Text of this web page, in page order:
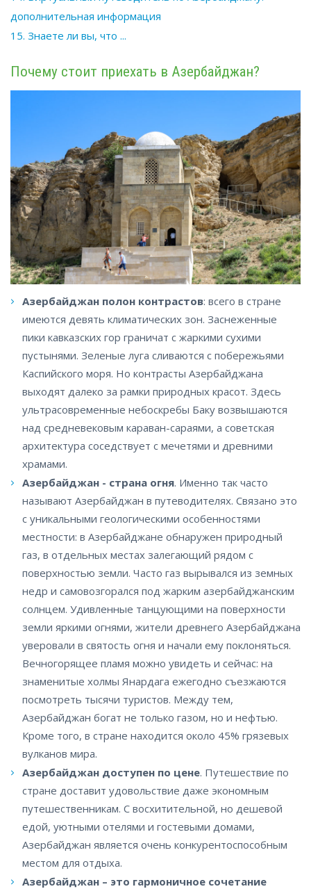
дополнительная информация
15. Знаетели вы, что ...
Почему стоит приехать в Азербайджан?
Азербайджан полон контрастов: всего в стране
имеются девять климатических зон. Заснеженные
пики кавказских гор граничат с жаркими сухими
пустынями. Зеленые луга сливаются с побережьями
Каспийского моря. Но контрасты Азербайджана
выходят далеко за рамки природных красот. Здесь
ультрасовременные небоскребы Баку возвышаются
над средневековым караван-сараями, а советская
архитектура соседствует с мечетями и древними
храмами.
Азербайджан - страна огня. Именно так часто
называют Азербайджан в путеводителях. Cвязано это
с уникальными геологическими особенностями
местности: в Азербайджане обнаружен природный
газ, в отдельных местах залегающий рядом с
поверхностью земли. Часто газ вырывался из земных
недр и самовозгорался под жарким азербайджанским
солнцем. Удивленные танцующими на поверхности
земли яркими огнями, жители древнего Азербайджана
уверовали в святость огня и начали ему поклоняться.
Вечногорящее пламя можно увидеть и сейчас: на
знаменитые холмы Янардага ежегодно съезжаются
посмотреть тысячи туристов. Между тем,
Азербайджан богат не только газом, но и нефтью.
Кроме того, в стране находится около 45% грязевых
вулканов мира.
Азербайджан доступен по цене. Путешествие по
стране доставит удовольствие даже экономным
путешественникам. С восхитительной, но дешевой
едой, уютными отелями и гостевыми домами,
Азербайджан является очень конкурентоспособным
местом для отдыха.
Азербайджан – это гармоничное сочетание